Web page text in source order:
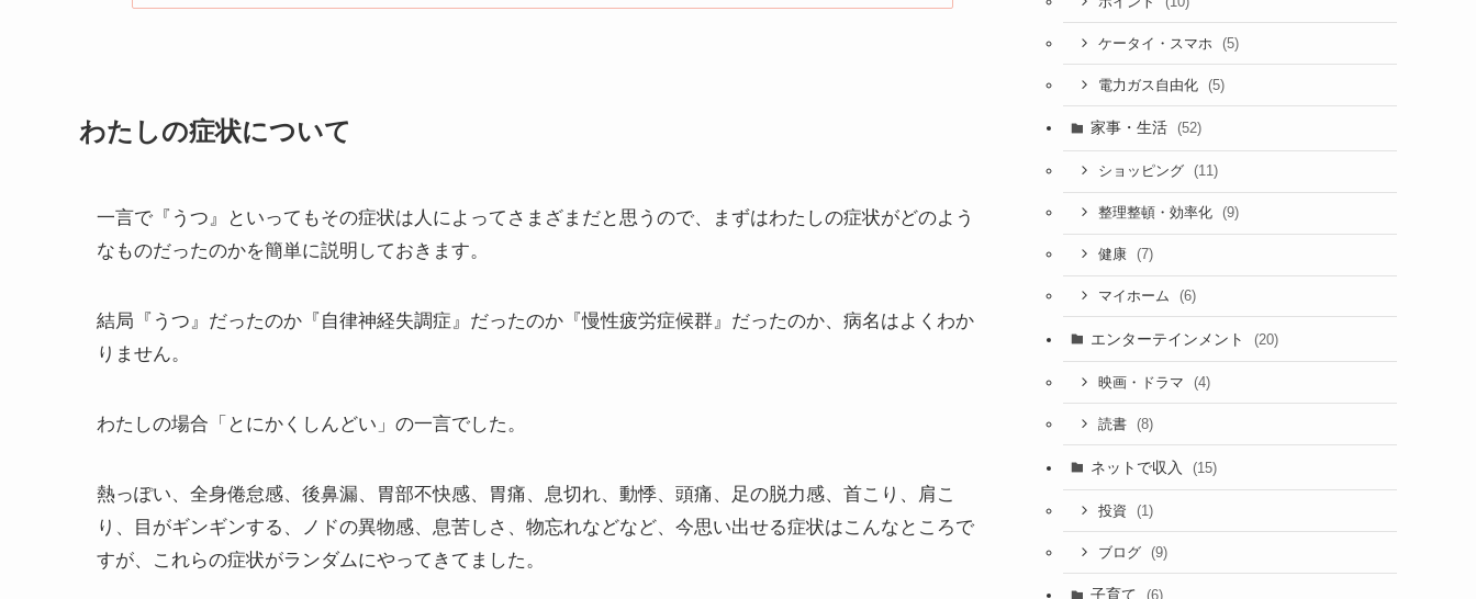
わたしの症状について
一言で『うつ』といってもその症状は人によってさまざまだと思うので、まずはわたしの症状がどのよう
なものだったのかを簡単に説明しておきます。
結局『うつ』だったのか『自律神経失調症』だったのか『慢性疲労症候群』だったのか、病名はよくわか
りません。
わたしの場合「とにかくしんどい」の一言でした。
熱っぽい、全身倦怠感、後鼻漏、胃部不快感、胃痛、息切れ、動悸、頭痛、足の脱力感、首こり、肩こ
り、目がギンギンする、ノドの異物感、息苦しさ、物忘れなどなど、今思い出せる症状はこんなところで
すが、これらの症状がランダムにやってきてました。
ケータイ・スマホ (5)
電力ガス自由化 (5)
家事・生活 (52)
ショッピング (11)
整理整頓・効率化 (9)
健康 (7)
マイホーム (6)
エンターテインメント (20)
映画・ドラマ (4)
読書 (8)
ネットで収入 (15)
投資 (1)
ブログ (9)
子育て (6)